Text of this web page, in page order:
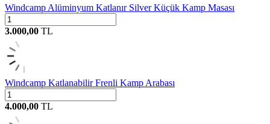
Windcamp Alüminyum Katlanır Silver Küçük Kamp Masası
3.000,00 TL
Windcamp Katlanabilir Frenli Kamp Arabası
4.000,00 TL